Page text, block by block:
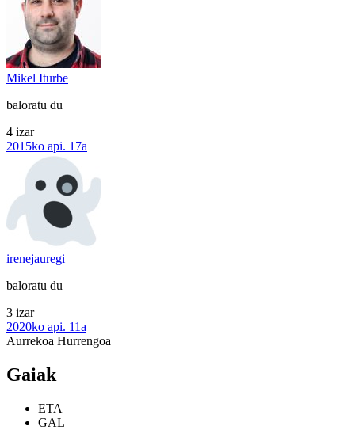
Mikel Iturbe
baloratu du
4 izar
2015ko api. 17a
irenejauregi
baloratu du
3 izar
2020ko api. 11a
Aurrekoa Hurrengoa
Gaiak
ETA
GAL